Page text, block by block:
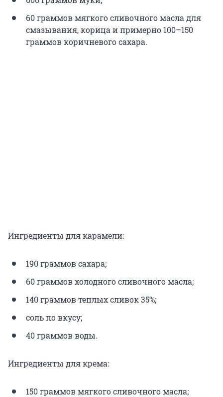
60 граммов мягкого сливочного масла для
смазывания, корица и примерно 100–150
граммов коричневого сахара.
Ингредиенты для карамели:
190 граммов сахара;
60 граммов холодного сливочного масла;
140 граммов теплых сливок 35%;
соль по вкусу;
40 граммов воды.
Ингредиенты для крема:
150 граммов мягкого сливочного масла;